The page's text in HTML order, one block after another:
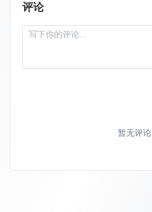
评论
暂无评论